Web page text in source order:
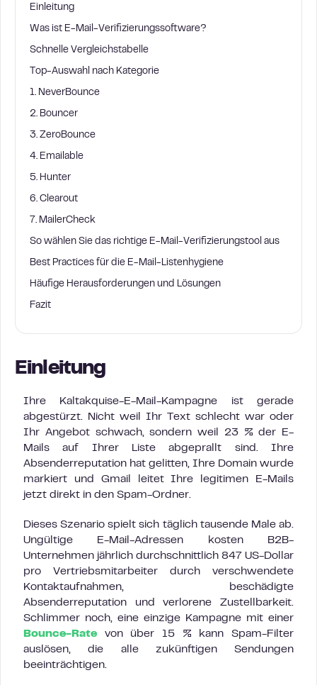
Einleitung
Was ist E-Mail-Verifizierungssoftware?
Schnelle Vergleichstabelle
Top-Auswahl nach Kategorie
1. NeverBounce
2. Bouncer
3. ZeroBounce
4. Emailable
5. Hunter
6. Clearout
7. MailerCheck
So wählen Sie das richtige E-Mail-Verifizierungstool aus
Best Practices für die E-Mail-Listenhygiene
Häufige Herausforderungen und Lösungen
Fazit
Einleitung
Ihre Kaltakquise-E-Mail-Kampagne ist gerade
abgestürzt. Nicht weil Ihr Text schlecht war oder
Ihr Angebot schwach, sondern weil 23 % der E-
Mails auf Ihrer Liste abgeprallt sind. Ihre
Absenderreputation hat gelitten, Ihre Domain wurde
markiert und Gmail leitet Ihre legitimen E-Mails
jetzt direkt in den Spam-Ordner.
Dieses Szenario spielt sich täglich tausende Male ab.
Ungültige E-Mail-Adressen kosten B2B-
Unternehmen jährlich durchschnittlich 847 US-Dollar
pro Vertriebsmitarbeiter durch verschwendete
Kontaktaufnahmen, beschädigte
Absenderreputation und verlorene Zustellbarkeit.
Schlimmer noch, eine einzige Kampagne mit einer
Bounce-Rate von über 15 % kann Spam-Filter
auslösen, die alle zukünftigen Sendungen
beeinträchtigen.